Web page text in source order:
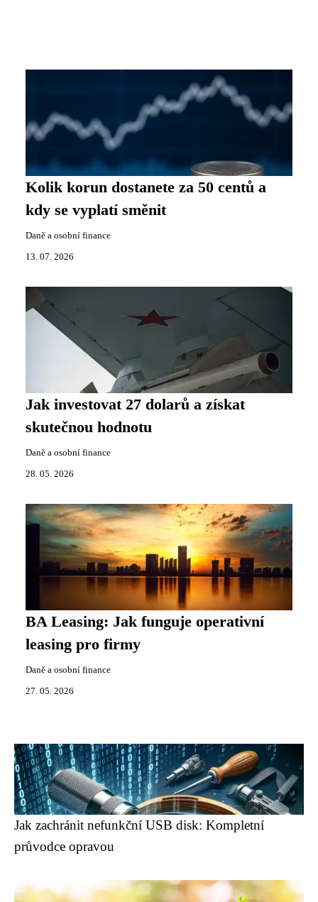
Kolik korun dostanete za 50 centů a
kdy se vyplatí směnit
Daně a osobní finance
13. 07. 2026
Jak investovat 27 dolarů a získat
skutečnou hodnotu
Daně a osobní finance
28. 05. 2026
BA Leasing: Jak funguje operativní
leasing pro firmy
Daně a osobní finance
27. 05. 2026
Jak zachránit nefunkční USB disk: Kompletní
průvodce opravou